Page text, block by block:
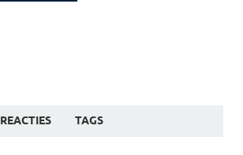
REACTIES TAGS